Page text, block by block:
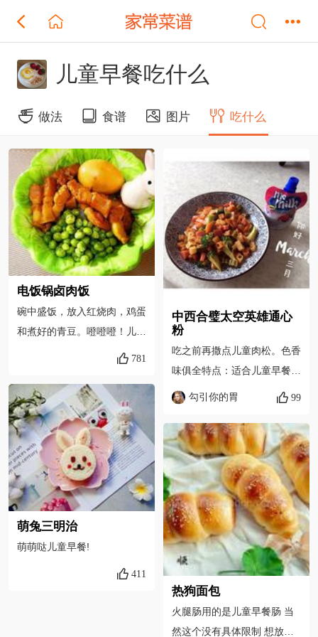
儿童早餐吃什么
做法 食谱 图片 吃什么
电饭锅卤肉饭
碗中盛饭，放入红烧肉，鸡蛋
和煮好的青豆。噔噔噔！儿童
781
萌兔三明治
萌萌哒儿童早餐!
411
中西合璧太空英雄通心
粉
吃之前再撒点儿童肉松。色香
味俱全特点：适合儿童早餐，
孩子吃的很美味。食材健康，
空心粉是万象城买的太空英雄
造型，吃完变大英雄！！
勾引你的胃 99
热狗面包
火腿肠用的是儿童早餐肠 当
然这个没有具体限制 想放啥